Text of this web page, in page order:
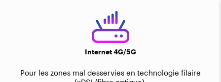
Internet 4G/5G
Pour les zones mal desservies en technologie filaire